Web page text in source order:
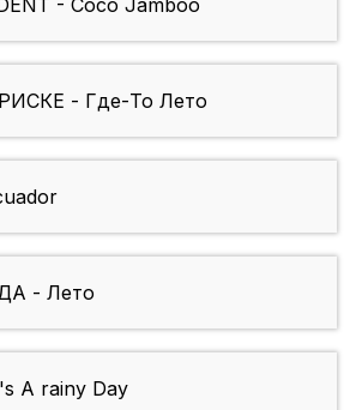
- Coco Jamboo
- Где-То Лето
- Лето
A rainy Day